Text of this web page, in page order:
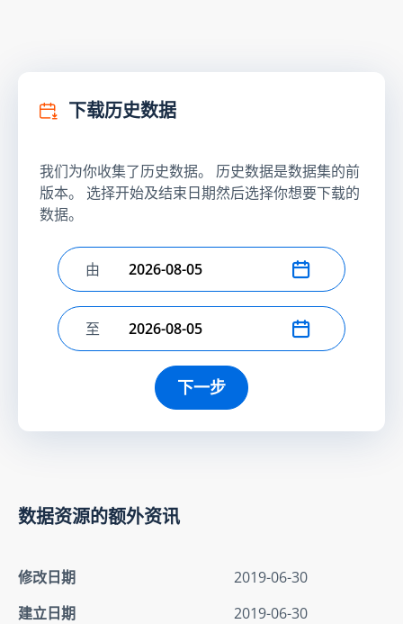
下载历史数据
我们为你收集了历史数据。 历史数据是数据集的前
版本。 选择开始及结束日期然后选择你想要下载的
数据。
选择开始日期
由
选择结束日期
至
下一步
数据资源的额外资讯
修改日期
2019-06-30
建立日期
2019-06-30